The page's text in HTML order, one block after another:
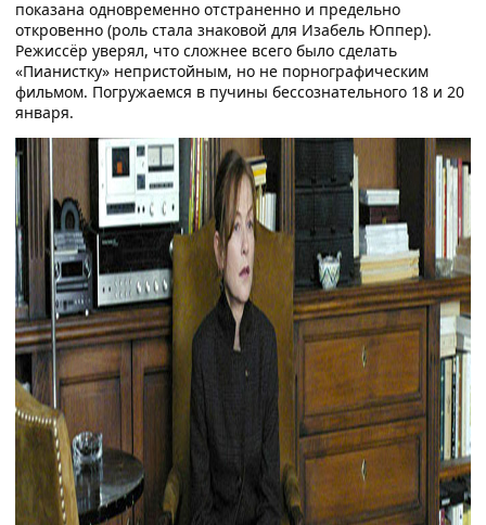
показана одновременно отстраненно и предельно
откровенно (роль стала знаковой для Изабель Юппер).
Режиссёр уверял, что сложнее всего было сделать
«Пианистку» непристойным, но не порнографическим
фильмом. Погружаемся в пучины бессознательного 18 и 20
января.